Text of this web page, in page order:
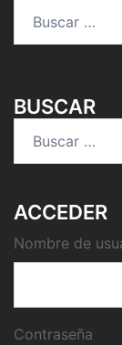
BUSCAR
ACCEDER
Nombre de
Contraseña